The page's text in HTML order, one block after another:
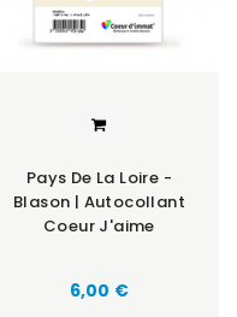
Pays De La Loire -
Blason | Autocollant
Coeur J'aime
Prix
6,00 €